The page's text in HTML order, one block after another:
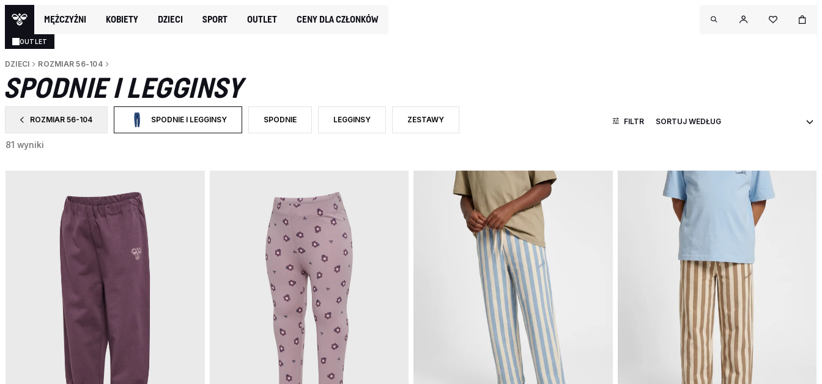
MĘŻCZYŹNI KOBIETY DZIECI SPORT OUTLET CENY DLA CZŁONKÓW
OUTLET
DZIECI ROZMIAR 56-104
SPODNIE I LEGGINSY
ROZMIAR 56-104
ZAWĘŹ DO CATEGORY: ROZMIAR 56-104SPODNIE I LEGGINSY
WYBRANY OBECNIE ZAWĘŻONO DO CATEGORY: SPODNIE I LEGGINSY
SPODNIE
ZAWĘŹ DO RODZAJ PRODUKTU: SPODNIE
LEGGINSY
ZAWĘŹ DO RODZAJ PRODUKTU: LEGGINSY
ZESTAWY
ZAWĘŹ DO RODZAJ PRODUKTU: ZESTAWY FILTR
81 wyniki